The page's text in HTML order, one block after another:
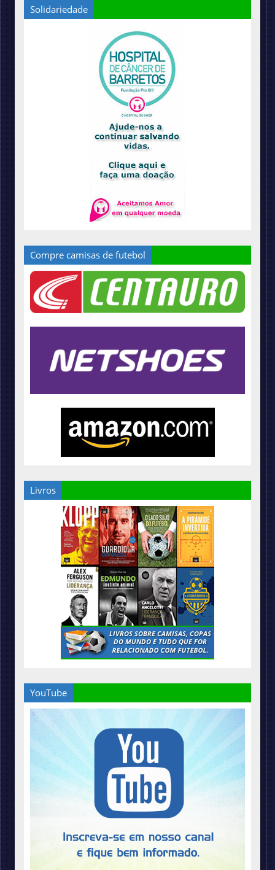
Solidariedade
Compre camisas de futebol
Livros
YouTube